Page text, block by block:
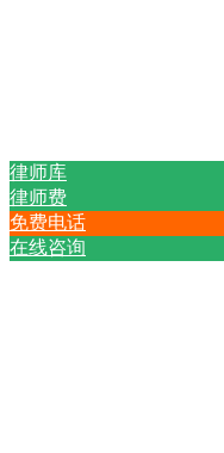
律师库
律师费
免费电话
在线咨询